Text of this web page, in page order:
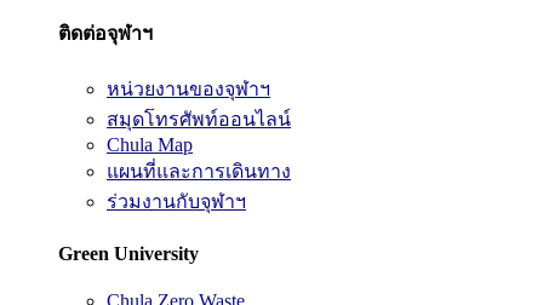
ติดต่อจุฬาฯ
หน่วยงานของจุฬาฯ
สมุดโทรศัพท์ออนไลน์
Chula Map
แผนที่และการเดินทาง
ร่วมงานกับจุฬาฯ
Green University
Chula Zero Waste